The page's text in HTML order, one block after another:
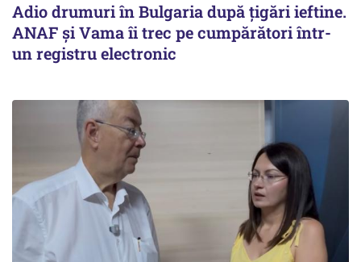
Adio drumuri în Bulgaria după țigări ieftine.
ANAF și Vama îi trec pe cumpărători într-
un registru electronic